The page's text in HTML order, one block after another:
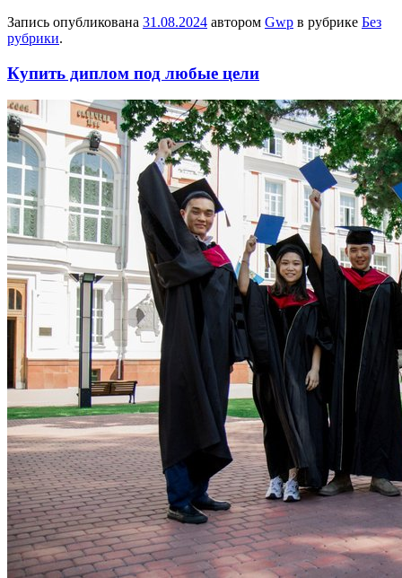
Запись опубликована 31.08.2024 автором Gwp в рубрике Без
рубрики.
Купить диплом под любые цели